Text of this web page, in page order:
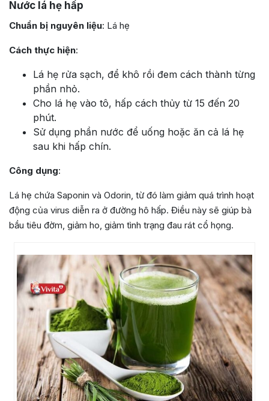
Nước lá hẹ hấp
Chuẩn bị nguyên liệu: Lá hẹ
Cách thực hiện:
Lá hẹ rửa sạch, để khô rồi đem cách thành từng
phần nhỏ.
Cho lá hẹ vào tô, hấp cách thủy từ 15 đến 20
phút.
Sử dụng phần nước để uống hoặc ăn cả lá hẹ
sau khi hấp chín.
Công dụng:
Lá hẹ chứa Saponin và Odorin, từ đó làm giảm quá trình hoạt
động của virus diễn ra ở đường hô hấp. Điều này sẽ giúp bà
bầu tiêu đờm, giảm ho, giảm tình trạng đau rát cổ họng.